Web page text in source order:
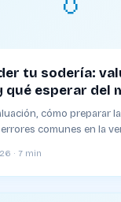
tu sodería:
qué esperar del
cómo preparar
comunes en la
· 7 min